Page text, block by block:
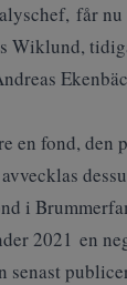
får
Wiklund,
en fond, den
i
2021 en
senast